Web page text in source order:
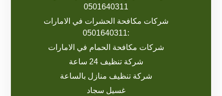
0501640311
شركات مكافحة الحشرات في الامارات
:0501640311
شركات مكافحة الحمام في الامارات
شركة تنظيف 24 ساعة
شركة تنظيف منازل بالساعة
غسيل سجاد